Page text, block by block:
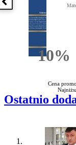
Poprzednia książka
10%
Cena
Ostatnio